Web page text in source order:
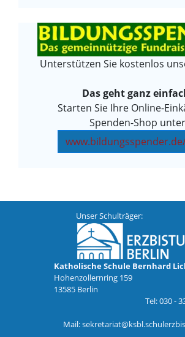
Unterstützen Sie kostenlos
Das geht ganz
Starten Sie Ihre Online-
Spenden-Shop unter
Unser Schulträger:
Katholische Schule Bernhard
Hohenzollernring 159
13585 Berlin
Tel:030 -
Mail: